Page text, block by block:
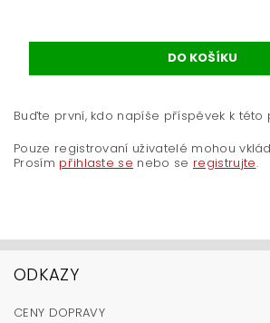
Buďte první, kdo napíše příspěvek k této
Pouze registrovaní uživatelé mohou
Prosím přihlaste se nebo se registrujte.
ODKAZY
CENY DOPRAVY